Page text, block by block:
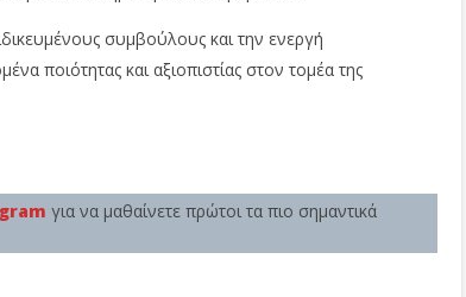
συμβούλους και την ενεργή
ποιότητας και αξιοπιστίας στον τομέα της
για να μαθαίνετε πρώτοι τα πιο σημαντικά